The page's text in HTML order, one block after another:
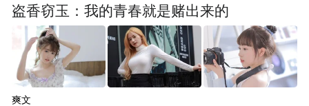
盗香窃玉：我的青春就是赌出来的
爽文